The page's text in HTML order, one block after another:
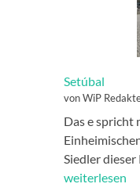
Setúbal
von WiP
Das e spricht
Siedler
weiterlesen